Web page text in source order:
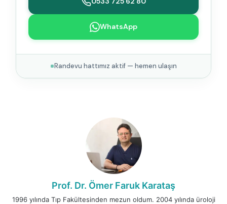
WhatsApp
Randevu hattımız aktif — hemen ulaşın
Prof. Dr. Ömer Faruk Karataş
1996 yılında Tıp Fakültesinden mezun oldum. 2004 yılında üroloji